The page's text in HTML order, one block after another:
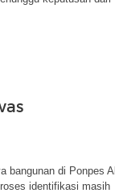
bangunan di Ponpes Al
identifikasi masih